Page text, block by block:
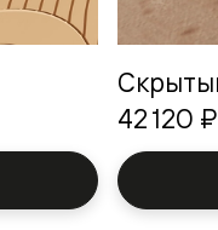
42 120 ₽